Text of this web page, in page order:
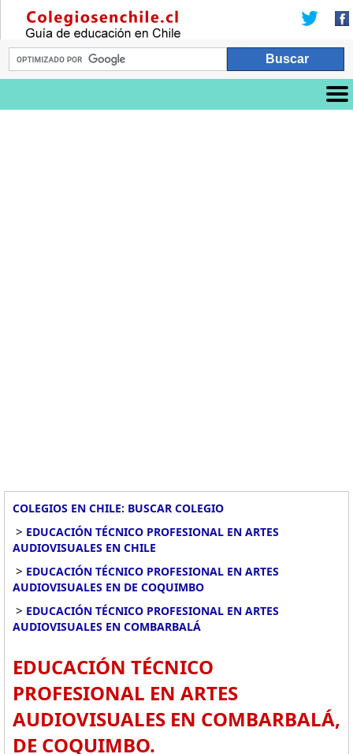
COLEGIOS EN CHILE: BUSCAR COLEGIO
> EDUCACIÓN TÉCNICO PROFESIONAL EN ARTES
AUDIOVISUALES EN CHILE
> EDUCACIÓN TÉCNICO PROFESIONAL EN ARTES
AUDIOVISUALES EN DE COQUIMBO
> EDUCACIÓN TÉCNICO PROFESIONAL EN ARTES
AUDIOVISUALES EN COMBARBALÁ
EDUCACIÓN TÉCNICO
PROFESIONAL EN ARTES
AUDIOVISUALES EN COMBARBALÁ,
DE COQUIMBO.